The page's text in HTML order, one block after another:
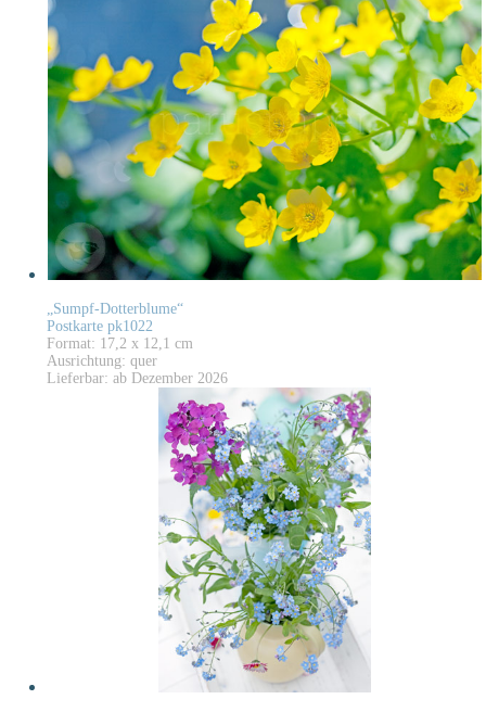
„Sumpf-Dotterblume“
Postkarte pk1022
Format: 17,2 x 12,1 cm
Ausrichtung: quer
Lieferbar: ab Dezember 2026